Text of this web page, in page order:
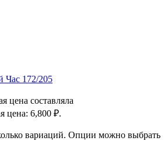
Час 172/205
цена составляла
цена: 6,800 ₽.
вариаций. Опции можно выбрать